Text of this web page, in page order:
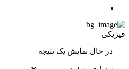
فیزیکی
در حال نمایش یک نتیجه